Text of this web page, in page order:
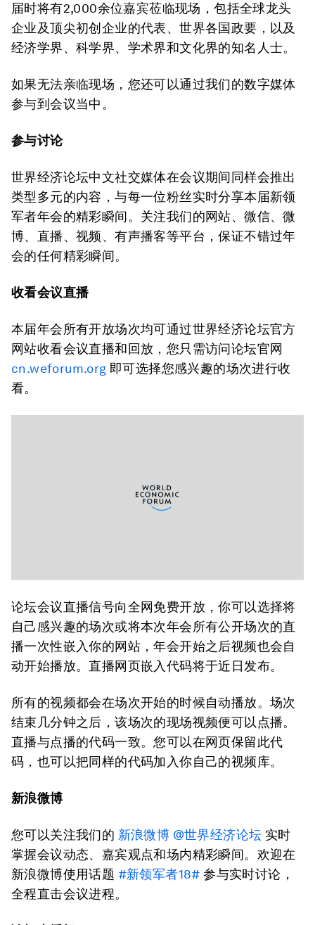
届时将有2,000余位嘉宾莅临现场，包括全球龙头
企业及顶尖初创企业的代表、世界各国政要，以及
经济学界、科学界、学术界和文化界的知名人士。
如果无法亲临现场，您还可以通过我们的数字媒体
参与到会议当中。
参与讨论
世界经济论坛中文社交媒体在会议期间同样会推出
类型多元的内容，与每一位粉丝实时分享本届新领
军者年会的精彩瞬间。关注我们的网站、微信、微
博、直播、视频、有声播客等平台，保证不错过年
会的任何精彩瞬间。
收看会议直播
本届年会所有开放场次均可通过世界经济论坛官方
网站收看会议直播和回放，您只需访问论坛官网
cn.weforum.org 即可选择您感兴趣的场次进行收
看。
论坛会议直播信号向全网免费开放，你可以选择将
自己感兴趣的场次或将本次年会所有公开场次的直
播一次性嵌入你的网站，年会开始之后视频也会自
动开始播放。直播网页嵌入代码将于近日发布。
所有的视频都会在场次开始的时候自动播放。场次
结束几分钟之后，该场次的现场视频便可以点播。
直播与点播的代码一致。您可以在网页保留此代
码，也可以把同样的代码加入你自己的视频库。
新浪微博
您可以关注我们的 新浪微博 @世界经济论坛 实时
掌握会议动态、嘉宾观点和场内精彩瞬间。欢迎在
新浪微博使用话题 #新领军者18# 参与实时讨论，
全程直击会议进程。